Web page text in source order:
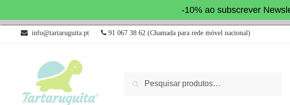
-10% ao subscrever
info@tartaruguita.pt 91 067 38 62 (Chamada para rede móvel nacional)
Pesquisa